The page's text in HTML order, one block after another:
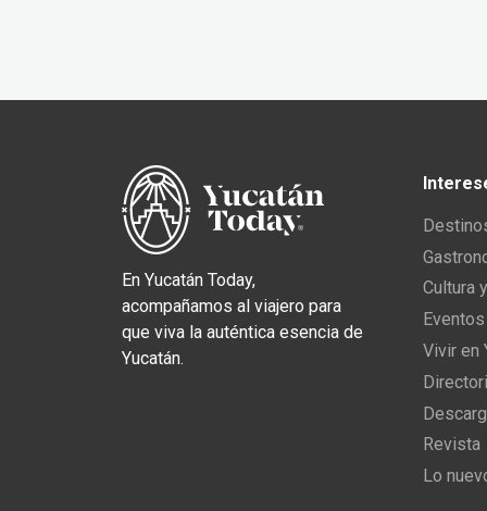
En Yucatán Today,
acompañamos al viajero para
que viva la auténtica esencia de
Yucatán.
Cultura
Vivir en
Revista
Lo